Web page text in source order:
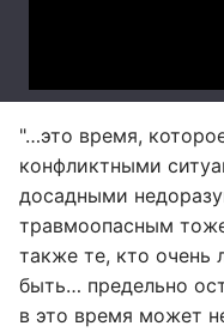
"…это время,
конфликтными
досадными
травмоопасным
также те, кто очень
быть… предельно
в это время может